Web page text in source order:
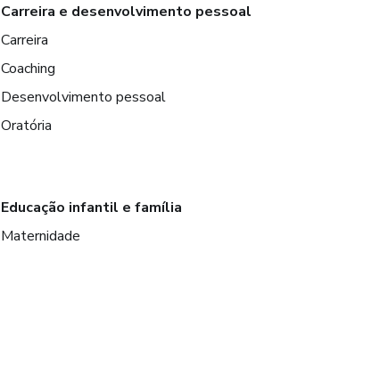
Carreira e desenvolvimento pessoal
Carreira
Coaching
Desenvolvimento pessoal
Oratória
Educação infantil e família
Maternidade